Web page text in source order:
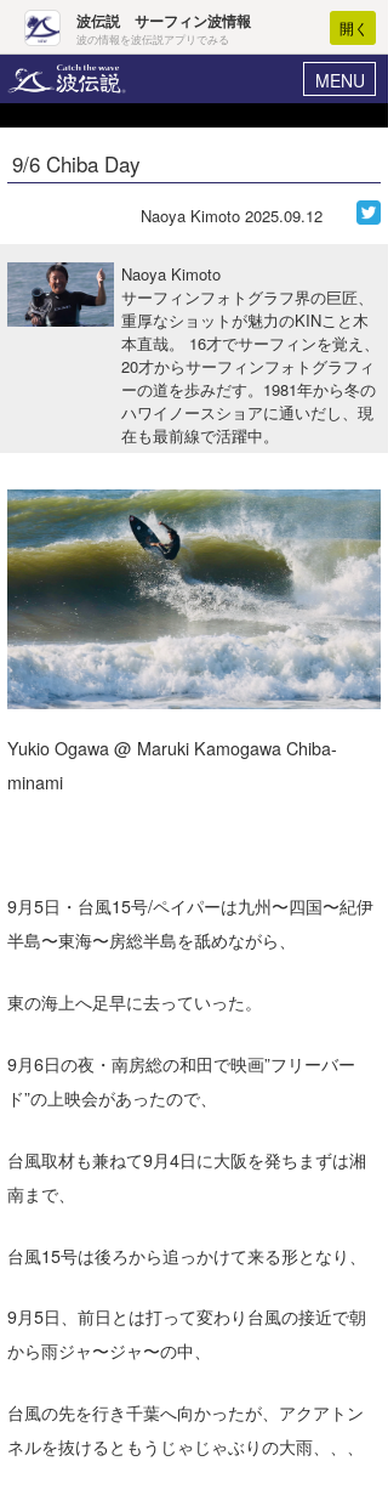
波伝説 サーフィン波情報
波の情報を波伝説アプリでみる
開く
MENU
ヘルプ マイホーム
ログイン
波情報･概況
WAVE HUNTER波予想ツール
会員メニュー
今月のプレゼント
9/6 Chiba Day
Naoya Kimoto 2025.09.12
Naoya Kimoto
サーフィンフォトグラフ界の巨匠、
重厚なショットが魅力のKINこと木
本直哉。 16才でサーフィンを覚え、
20才からサーフィンフォトグラフィ
ーの道を歩みだす。1981年から冬の
ハワイノースショアに通いだし、現
在も最前線で活躍中。
Yukio Ogawa @ Maruki Kamogawa Chiba-
minami
9月5日・台風15号/ペイパーは九州〜四国〜紀伊
半島〜東海〜房総半島を舐めながら、
東の海上へ足早に去っていった。
9月6日の夜・南房総の和田で映画”フリーバー
ド”の上映会があったので、
台風取材も兼ねて9月4日に大阪を発ちまずは湘
南まで、
台風15号は後ろから追っかけて来る形となり、
9月5日、前日とは打って変わり台風の接近で朝
から雨ジャ〜ジャ〜の中、
台風の先を行き千葉へ向かったが、アクアトン
ネルを抜けるともうじゃじゃぶりの大雨、、、
Core Surf Japan
ファッション/グッズ
アート＆エンタメ
ショップ情報
湘南
千葉北
伊豆
千葉南
大阪
ウラナミ
お知らせ
その他
ルール＆How to
VOTE!
ライター/寄稿メディア
Core Surf Japan
Naoya Kimoto
Yasunari Inoue
Yoshiyuki Obata
arukasvision
DELTA FORCE SURF
CBA Films
メディア
Colors MAGAZINE
WAVAL
福島寿実子
中浦“JET”章
嵯峨明日香
進士剛光
田原啓江
波伝説スタッフ
☆加藤
+☆maki☆+
Aichan
chan-U
波伝説